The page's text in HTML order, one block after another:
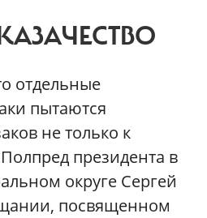
отдельные
пытаются
не только к
президента в
округе Сергей
посвященном